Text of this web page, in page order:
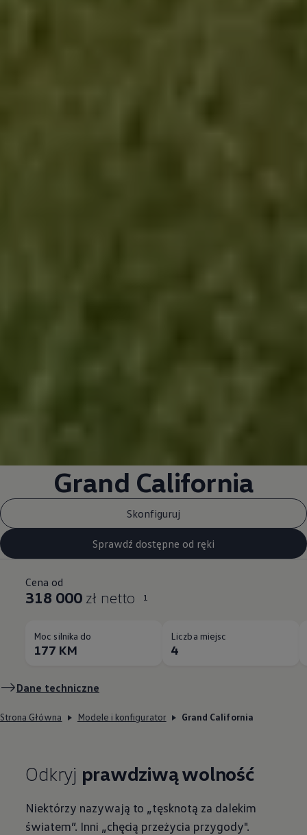
Grand California
Skonfiguruj
Sprawdź dostępne od ręki
Cena od
318 000 zł netto 1
Moc silnika do
177 KM
Liczba miejsc
4
Dane techniczne
Strona Główna Modele i konfigurator Grand California
Odkryj prawdziwą wolność
Niektórzy nazywają to „tęsknotą za dalekim
światem”. Inni „chęcią przeżycia przygody".